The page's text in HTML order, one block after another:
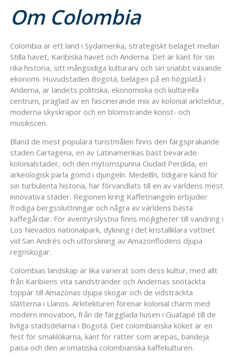
Om Colombia
Colombia är ett land i Sydamerika, strategiskt beläget mellan
Stilla havet, Karibiska havet och Anderna. Det är känt för sin
rika historia, sitt mångsidiga kulturarv och sin snabbt växande
ekonomi. Huvudstaden Bogotá, belägen på en högplatå i
Anderna, är landets politiska, ekonomiska och kulturella
centrum, präglad av en fascinerande mix av kolonial arkitektur,
moderna skyskrapor och en blomstrande konst- och
musikscen.
Bland de mest populära turistmålen finns den färgsprakande
staden Cartagena, en av Latinamerikas bäst bevarade
kolonialstäder, och den mytomspunna Ciudad Perdida, en
arkeologisk pärla gömd i djungeln. Medellín, tidigare känd för
sin turbulenta historia, har förvandlats till en av världens mest
innovativa städer. Regionen kring Kaffetriangeln erbjuder
frodiga bergssluttningar och några av världens bästa
kaffegårdar. För äventyrslystna finns möjligheter till vandring i
Los Nevados nationalpark, dykning i det kristallklara vattnet
vid San Andrés och utforskning av Amazonflodens djupa
regnskogar.
Colombias landskap är lika varierat som dess kultur, med allt
från Karibiens vita sandstränder och Andernas snötäckta
toppar till Amazonas djupa skogar och de vidsträckta
slätterna i Llanos. Arkitekturen förenar kolonial charm med
modern innovation, från de färgglada husen i Guatapé till de
livliga stadsdelarna i Bogotá. Det colombianska köket är en
fest för smaklökarna, känt för rätter som arepas, bandeja
paisa och den aromatiska colombianska kaffekulturen.